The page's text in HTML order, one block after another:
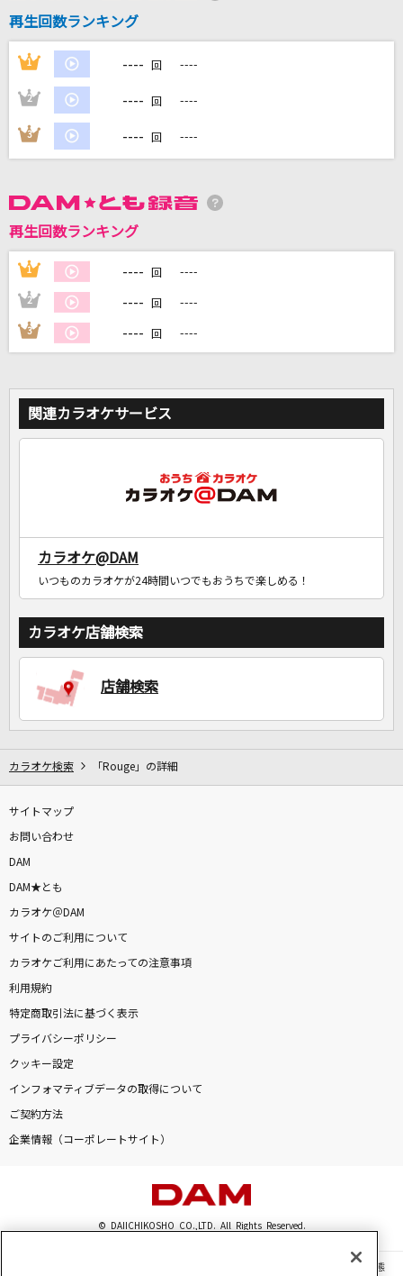
カラオケ最新情報をチェック！
カラオケをもっと楽しもう！
自宅でカラオケ歌い放題！
再生回数ランキング
1 ---- 回 ----
2 ---- 回 ----
3 ---- 回 ----
再生回数ランキング
1 ---- 回 ----
2 ---- 回 ----
3 ---- 回 ----
関連カラオケサービス
カラオケ@DAM
いつものカラオケが24時間いつでもおうちで楽しめる！
カラオケ店舗検索
店舗検索
カラオケ検索 「Rouge」の詳細
サイトマップ
お問い合わせ
DAM
DAM★とも
カラオケ＠DAM
サイトのご利用について
カラオケご利用にあたっての注意事項
利用規約
特定商取引法に基づく表示
プライバシーポリシー
クッキー設定
インフォマティブデータの取得について
ご契約方法
企業情報（コーポレートサイト）
© DAIICHIKOSHO CO.,LTD. All Rights Reserved.
このサイトに掲載されている一切の文章・画像・写真・動画・音声等を、手段や形態